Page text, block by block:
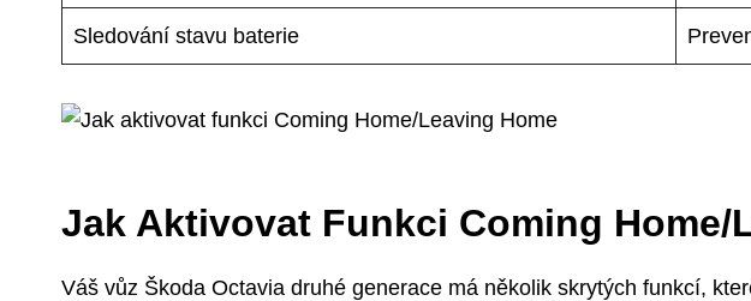
Sledování stavu baterie
Jak Aktivovat Funkci Coming Home/
Váš vůz Škoda Octavia druhé generace má několik skrytých funkcí,